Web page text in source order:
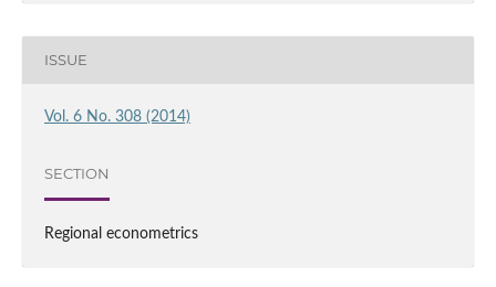
ISSUE
Vol. 6 No. 308 (2014)
SECTION
Regional econometrics